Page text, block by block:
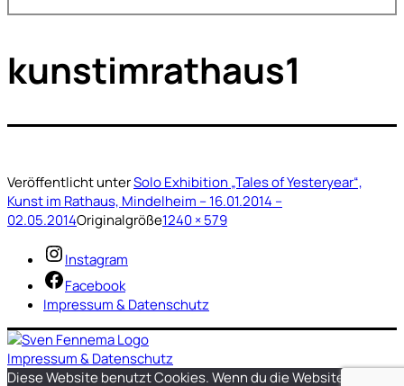
kunstimrathaus1
Veröffentlicht unterSolo Exhibition „Tales of Yesteryear“,
Kunst im Rathaus, Mindelheim – 16.01.2014 –
02.05.2014Originalgröße1240 × 579
Instagram
Facebook
Impressum & Datenschutz
Impressum & Datenschutz
Diese Website benutzt Cookies. Wenn du die Website weiter